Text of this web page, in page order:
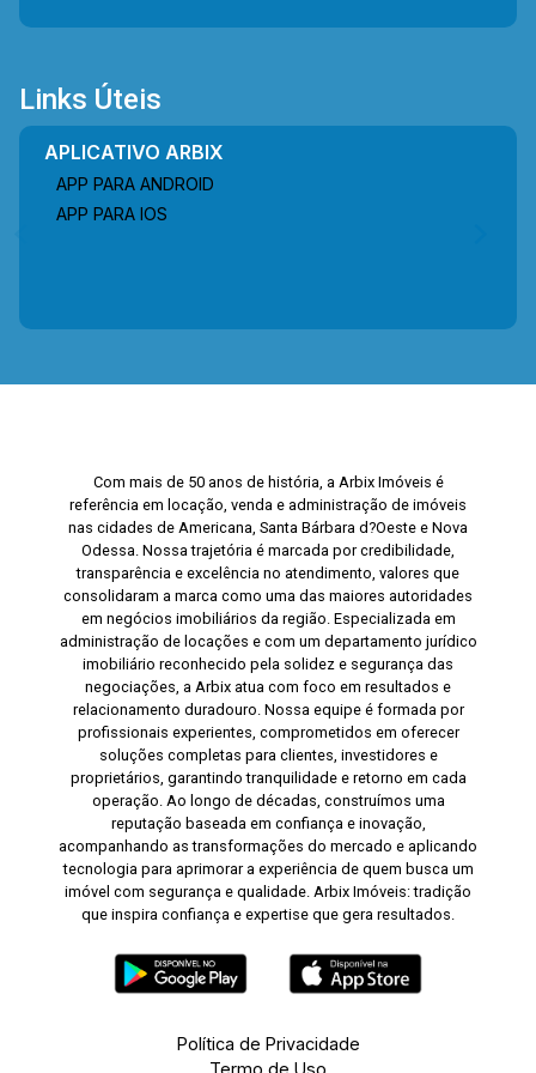
Links Úteis
APLICATIVO ARBIX
APP PARA ANDROID
APP PARA IOS
Com mais de 50 anos de história, a Arbix Imóveis é
referência em locação, venda e administração de imóveis
nas cidades de Americana, Santa Bárbara d?Oeste e Nova
Odessa. Nossa trajetória é marcada por credibilidade,
transparência e excelência no atendimento, valores que
consolidaram a marca como uma das maiores autoridades
em negócios imobiliários da região. Especializada em
administração de locações e com um departamento jurídico
imobiliário reconhecido pela solidez e segurança das
negociações, a Arbix atua com foco em resultados e
relacionamento duradouro. Nossa equipe é formada por
profissionais experientes, comprometidos em oferecer
soluções completas para clientes, investidores e
proprietários, garantindo tranquilidade e retorno em cada
operação. Ao longo de décadas, construímos uma
reputação baseada em confiança e inovação,
acompanhando as transformações do mercado e aplicando
tecnologia para aprimorar a experiência de quem busca um
imóvel com segurança e qualidade. Arbix Imóveis: tradição
que inspira confiança e expertise que gera resultados.
Política de Privacidade